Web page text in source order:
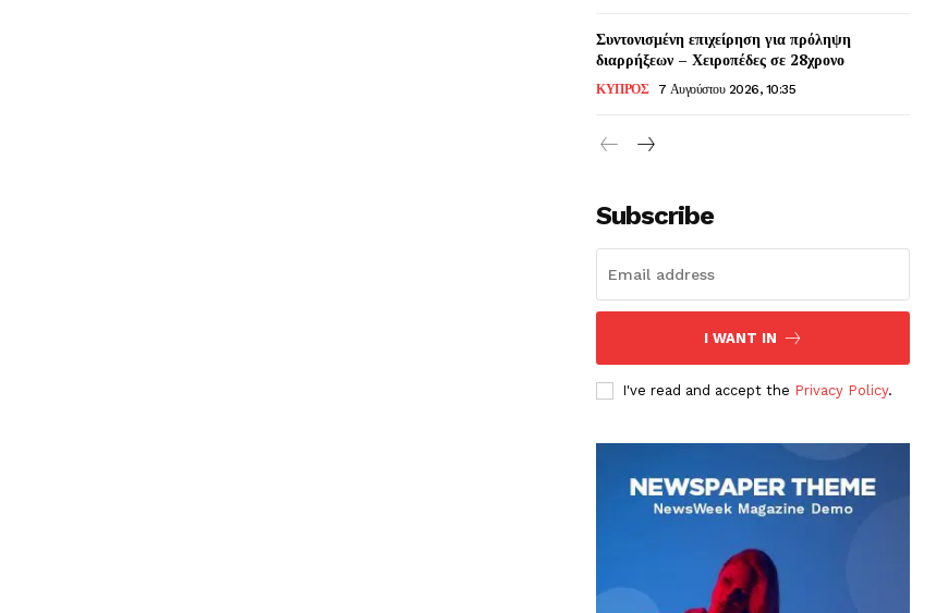
Συντονισμένη επιχείρηση για πρόληψη
διαρρήξεων – Χειροπέδες σε 28χρονο
ΚΥΠΡΟΣ 7 Αυγούστου 2026, 10:35
Subscribe
I WANT IN
I've read and accept the Privacy Policy.